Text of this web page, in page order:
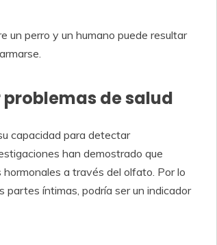
un perro y un humano puede resultar
de salud
capacidad para detectar
han demostrado que
a través del olfato. Por lo
partes íntimas, podría ser un indicador